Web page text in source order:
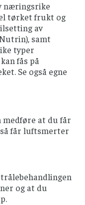
næringsrike
tørket frukt og
av
samt
typer
fås på
Se også egne
at du får
får luftsmerter
og at du